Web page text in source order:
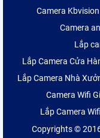
Camera
Camera
Lắp
Lắp Camera Cửa
Lắp Camera Nhà
Camera Wifi
Lắp Camera
Copyrights ©